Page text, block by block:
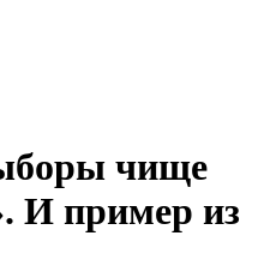
чище
И пример из